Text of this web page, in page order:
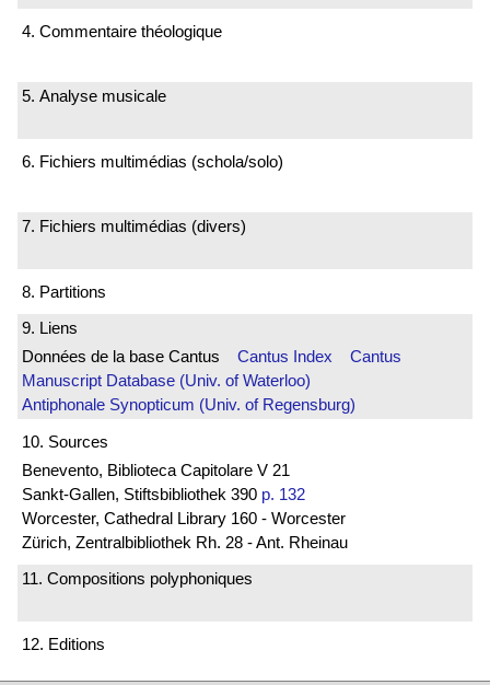
4. Commentaire théologique
5. Analyse musicale
6. Fichiers multimédias (schola/solo)
7. Fichiers multimédias (divers)
8. Partitions
9. Liens
Données de la base Cantus Cantus Index
Cantus
Manuscript Database (Univ. of Waterloo)
Antiphonale Synopticum (Univ. of Regensburg)
10. Sources
Benevento, Biblioteca Capitolare V 21
Sankt-Gallen, Stiftsbibliothek 390 p. 132
Worcester, Cathedral Library 160 - Worcester
Zürich, Zentralbibliothek Rh. 28 - Ant. Rheinau
11. Compositions polyphoniques
12. Editions